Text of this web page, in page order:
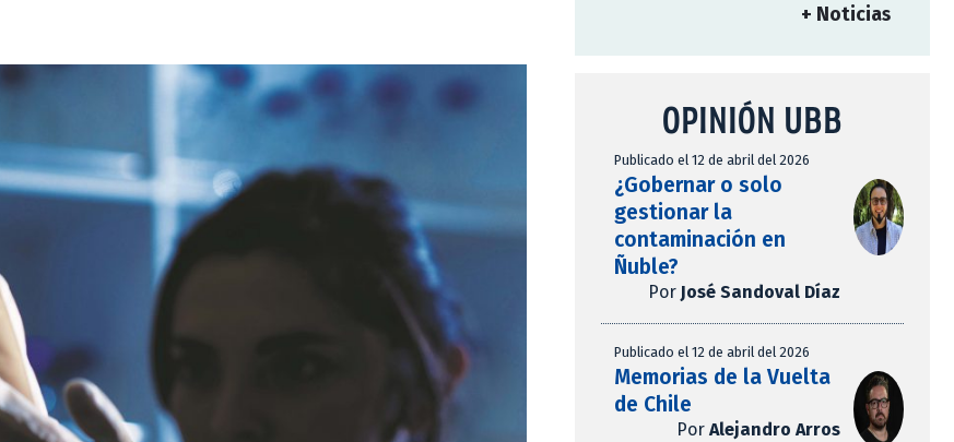
+ Noticias
OPINIÓN UBB
Publicado el 12 de abril del 2026
¿Gobernar o solo
gestionar la
contaminación en
Ñuble?
Por José Sandoval Díaz
Publicado el 12 de abril del 2026
Memorias de la Vuelta
de Chile
Por Alejandro Arros